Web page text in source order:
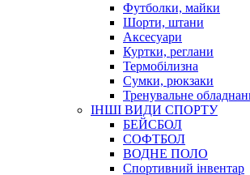
Футболки, майки
Шорти, штани
Аксесуари
Куртки, реглани
Термобілизна
Сумки, рюкзаки
Тренувальне
ІНШІ ВИДИ СПОРТУ
БЕЙСБОЛ
СОФТБОЛ
ВОДНЕ ПОЛО
Спортивний інвентар